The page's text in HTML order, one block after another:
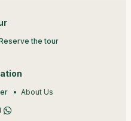
the tour
About Us